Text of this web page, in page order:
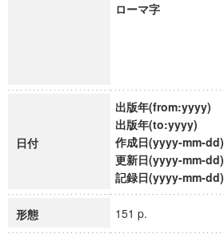
ローマ字
日付
出版年(from:yyyy)
出版年(to:yyyy)
作成日(yyyy-mm-dd)
更新日(yyyy-mm-dd)
記録日(yyyy-mm-dd)
形態 151 p.